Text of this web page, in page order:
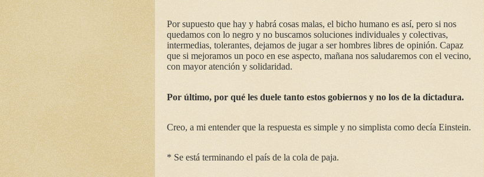
Por supuesto que hay y habrá cosas malas, el bicho humano es así, pero si nos
quedamos con lo negro y no buscamos soluciones individuales y colectivas,
intermedias, tolerantes, dejamos de jugar a ser hombres libres de opinión. Capaz
que si mejoramos un poco en ese aspecto, mañana nos saludaremos con el vecino,
con mayor atención y solidaridad.
Por último, por qué les duele tanto estos gobiernos y no los de la dictadura.
Creo, a mi entender que la respuesta es simple y no simplista como decía Einstein.
* Se está terminando el país de la cola de paja.